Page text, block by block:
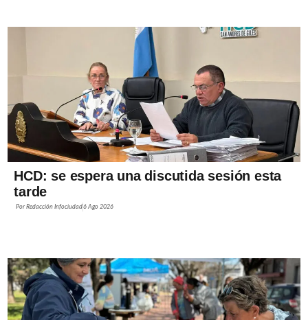
HCD: se espera una discutida sesión esta
tarde
PorRedacción Infociudad6 Ago 2026